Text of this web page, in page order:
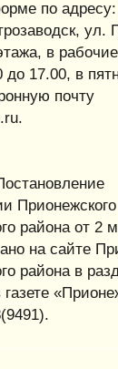
по адресу:
ул.
в
до 17.00, в
почту
Прионежского
района от 2
на сайте
района в